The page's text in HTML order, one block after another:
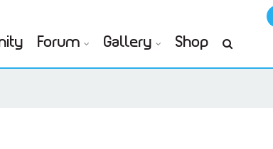
Forum Gallery Shop